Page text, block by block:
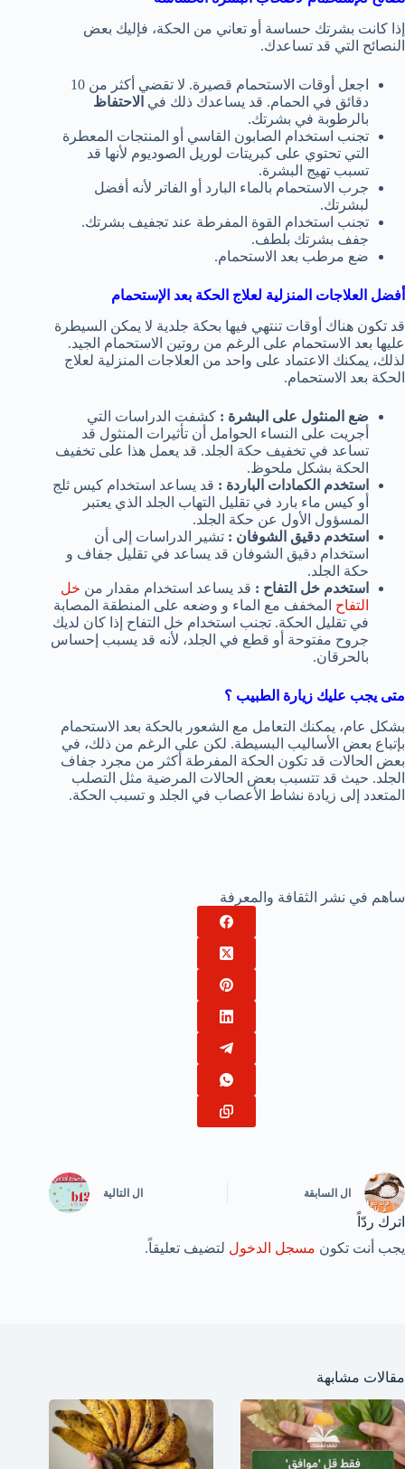
إذا كانت بشرتك حساسة أو تعاني من الحكة، فإليك بعض
النصائح التي قد تساعدك.
اجعل أوقات الاستحمام قصيرة. لا تقضي أكثر من 10
دقائق في الحمام. قد يساعدك ذلك في الاحتفاظ
بالرطوبة في بشرتك.
تجنب استخدام الصابون القاسي أو المنتجات المعطرة
التي تحتوي على كبريتات لوريل الصوديوم لأنها قد
تسبب تهيج البشرة.
جرب الاستحمام بالماء البارد أو الفاتر لأنه أفضل
لبشرتك.
تجنب استخدام القوة المفرطة عند تجفيف بشرتك.
جفف بشرتك بلطف.
ضع مرطب بعد الاستحمام.
أفضل العلاجات المنزلية لعلاج الحكة بعد الإستحمام
قد تكون هناك أوقات تنتهي فيها بحكة جلدية لا يمكن السيطرة
عليها بعد الاستحمام على الرغم من روتين الاستحمام الجيد.
لذلك، يمكنك الاعتماد على واحد من العلاجات المنزلية لعلاج
الحكة بعد الاستحمام.
ضع المنثول على البشرة : كشفت الدراسات التي
أجريت على النساء الحوامل أن تأثيرات المنثول قد
تساعد في تخفيف حكة الجلد. قد يعمل هذا على تخفيف
الحكة بشكل ملحوظ.
استخدم الكمادات الباردة : قد يساعد استخدام كيس ثلج
أو كيس ماء بارد في تقليل التهاب الجلد الذي يعتبر
المسؤول الأول عن حكة الجلد.
استخدم دقيق الشوفان : تشير الدراسات إلى أن
استخدام دقيق الشوفان قد يساعد في تقليل جفاف و
حكة الجلد.
استخدم خل التفاح : قد يساعد استخدام مقدار من خل
التفاح المخفف مع الماء و وضعه على المنطقة المصابة
في تقليل الحكة. تجنب استخدام خل التفاح إذا كان لديك
جروح مفتوحة أو قطع في الجلد، لأنه قد يسبب إحساس
بالحرقان.
متى يجب عليك زيارة الطبيب ؟
بشكل عام، يمكنك التعامل مع الشعور بالحكة بعد الاستحمام
بإتباع بعض الأساليب البسيطة. لكن على الرغم من ذلك، في
بعض الحالات قد تكون الحكة المفرطة أكثر من مجرد جفاف
الجلد. حيث قد تتسبب بعض الحالات المرضية مثل التصلب
المتعدد إلى زيادة نشاط الأعصاب في الجلد و تسبب الحكة.
ساهم في نشر الثقافة والمعرفة
ال السابقة ال التالية
اترك ردّاً
يجب أنت تكون مسجل الدخول لتضيف تعليقاً.
مقالات مشابهة